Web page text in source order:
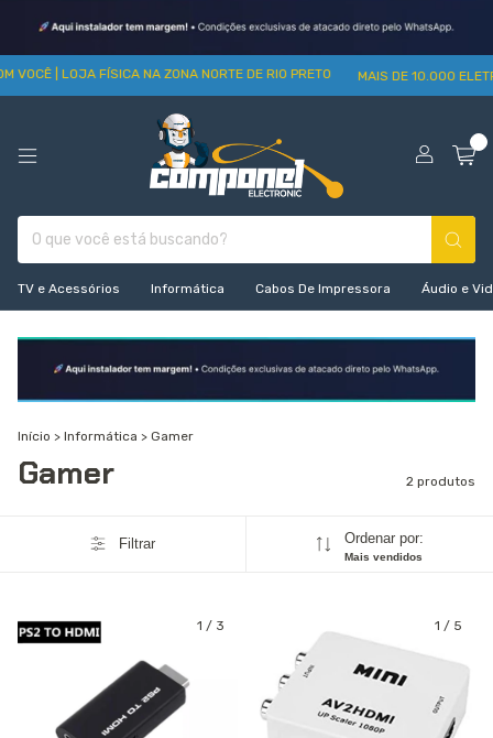
VOCÊ | LOJA FÍSICA NA ZONA NORTE DE RIO PRETO MAIS DE 10.000
TV e Acessórios Informática Cabos De Impressora Áudio e
Início > Informática > Gamer
Gamer 2 produtos
Filtrar Ordenar por:
Mais vendidos
1 / 3 1 / 5